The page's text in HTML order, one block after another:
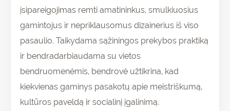
įsipareigojimas remti amatininkus, smulkiuosius
gamintojus ir nepriklausomus dizainerius iš viso
pasaulio. Taikydama sąžiningos prekybos praktiką
ir bendradarbiaudama su vietos
bendruomenėmis, bendrovė užtikrina, kad
kiekvienas gaminys pasakotų apie meistriškumą,
kultūros paveldą ir socialinį įgalinimą.